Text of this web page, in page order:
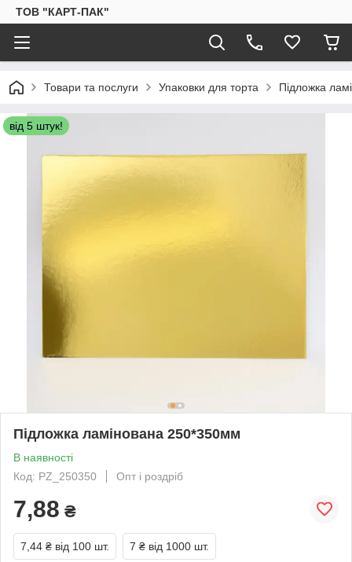
ТОВ "КАРТ-ПАК"
Товари та послуги Упаковки для торта Підложка
від 5 штук!
Підложка ламінована 250*350мм
В наявності
Код: PZ_250350
Опт і роздріб
7,88 ₴
7,44 ₴ від 100 шт. 7 ₴ від 1000 шт.